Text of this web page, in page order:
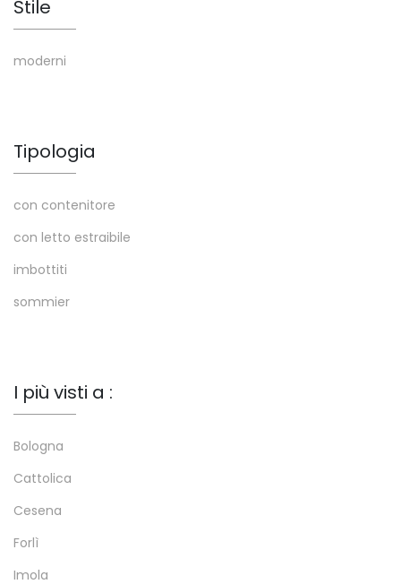
Stile
moderni
Tipologia
con contenitore
con letto estraibile
imbottiti
sommier
I più visti a :
Bologna
Cattolica
Cesena
Forlì
Imola